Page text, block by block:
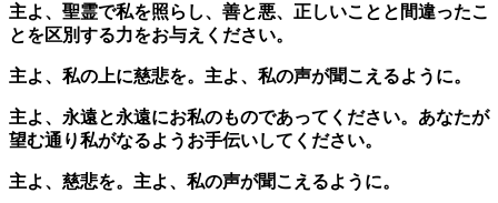
主よ、聖霊で私を照らし、善と悪、正しいことと間違ったこ
とを区別する力をお与えください。
主よ、私の上に慈悲を。主よ、私の声が聞こえるように。
主よ、永遠と永遠にお私のものであってください。あなたが
望む通り私がなるようお手伝いしてください。
主よ、慈悲を。主よ、私の声が聞こえるように。